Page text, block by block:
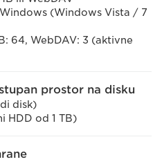
(Windows Vista / 7
64, WebDAV: 3 (aktivne
prostor na disku
disk)
HDD od 1 TB)